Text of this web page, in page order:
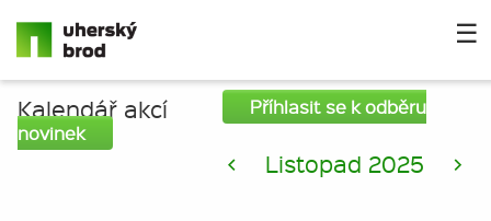
☰
Kalendář akcí
Příhlasit se k odběru
novinek
< Listopad 2025 >